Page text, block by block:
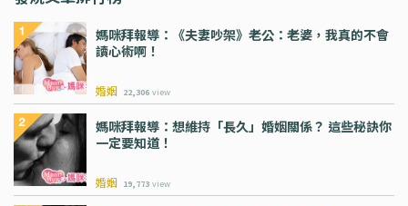
媽咪拜報導：《夫妻吵架》老公：老婆，我真的不會
讀心術啊！
婚姻 22,306 view
媽咪拜報導：想維持「長久」婚姻關係？ 這些秘訣你
一定要知道！
婚姻 19,773 view